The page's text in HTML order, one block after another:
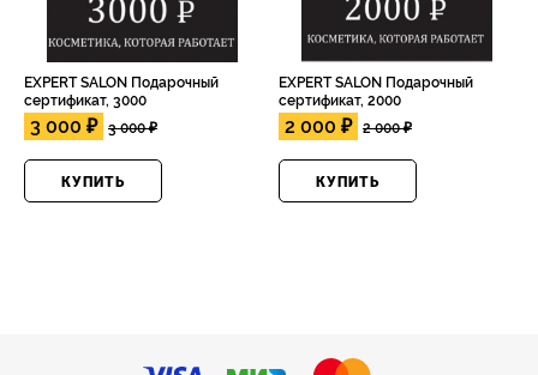
EXPERT SALON Подарочный
сертификат, 3000
3 000 ₽ 3 000 ₽
КУПИТЬ
EXPERT SALON Подарочный
сертификат, 2000
2 000 ₽ 2 000 ₽
КУПИТЬ